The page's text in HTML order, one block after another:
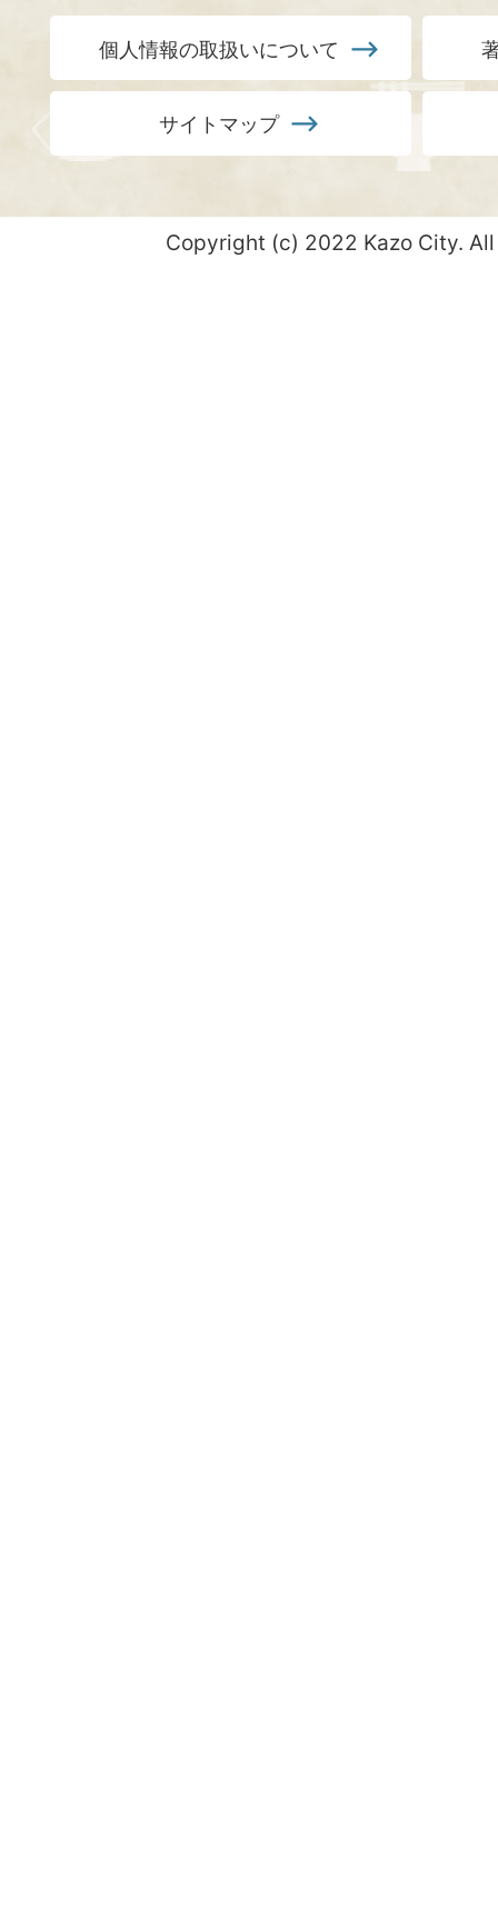
個人情報の取扱いについて
サイトマップ
Copyright (c) 2022 Kazo City.